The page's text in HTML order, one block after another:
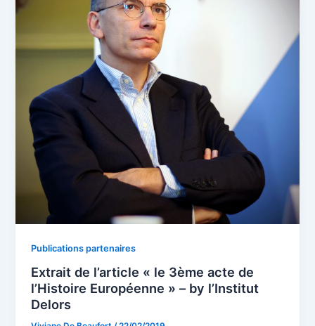
Publications partenaires
Extrait de l’article « le 3ème acte de
l’Histoire Européenne » – by l’Institut
Delors